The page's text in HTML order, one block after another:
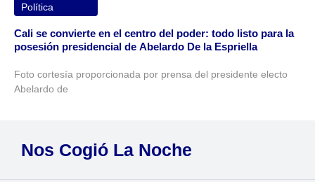
Política
Cali se convierte en el centro del poder: todo listo para la
posesión presidencial de Abelardo De la Espriella
Foto cortesía proporcionada por prensa del presidente electo
Abelardo de
Nos Cogió La Noche